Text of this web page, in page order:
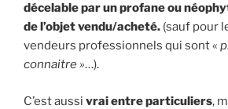
décelable par un profane ou
de l’objet vendu/acheté. (sauf pour
vendeurs professionnels qui sont «
connaitre »…).
C’est aussi vrai entre particuliers,